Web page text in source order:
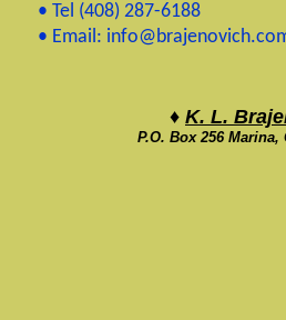
• Tel (408) 287-6188
• Email:
♦ K. L.
P.O. Box 256 Marina,